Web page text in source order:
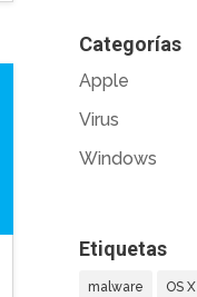
Categorías
Apple
Virus
Windows
Etiquetas
malware OS X